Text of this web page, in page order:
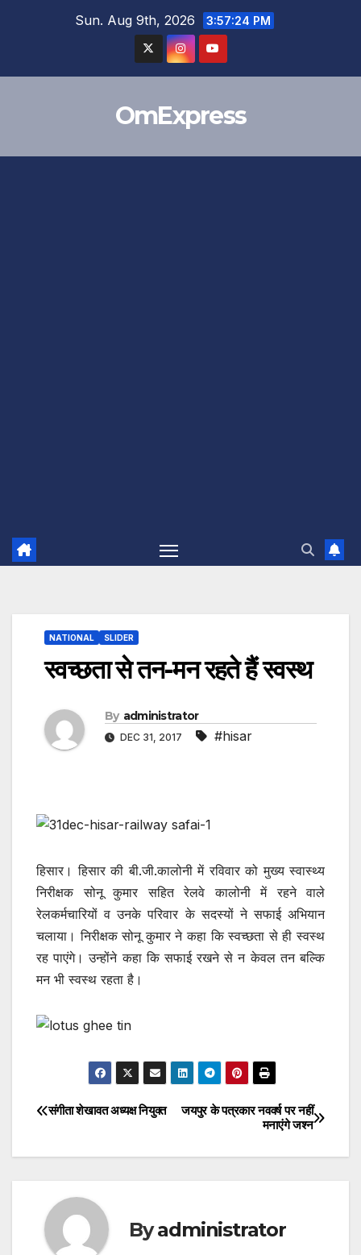
Sun. Aug 9th, 2026 3:57:24 PM
OmExpress
NATIONAL SLIDER
स्वच्छता से तन-मन रहते हैं स्वस्थ
By administrator
DEC 31, 2017 #hisar
हिसार। हिसार की बी.जी.कालोनी में रविवार को मुख्य स्वास्थ्य
निरीक्षक सोनू कुमार सहित रेलवे कालोनी में रहने वाले
रेलकर्मचारियों व उनके परिवार के सदस्यों ने सफाई अभियान
चलाया। निरीक्षक सोनू कुमार ने कहा कि स्वच्छता से ही स्वस्थ
रह पाएंगे। उन्होंने कहा कि सफाई रखने से न केवल तन बल्कि
मन भी स्वस्थ रहता है।
Post
navigation
जयपुर के पत्रकार नववर्ष पर नहीं
मनाएंगे जश्न
संगीता शेखावत अध्यक्ष नियुक्त
Byadministrator